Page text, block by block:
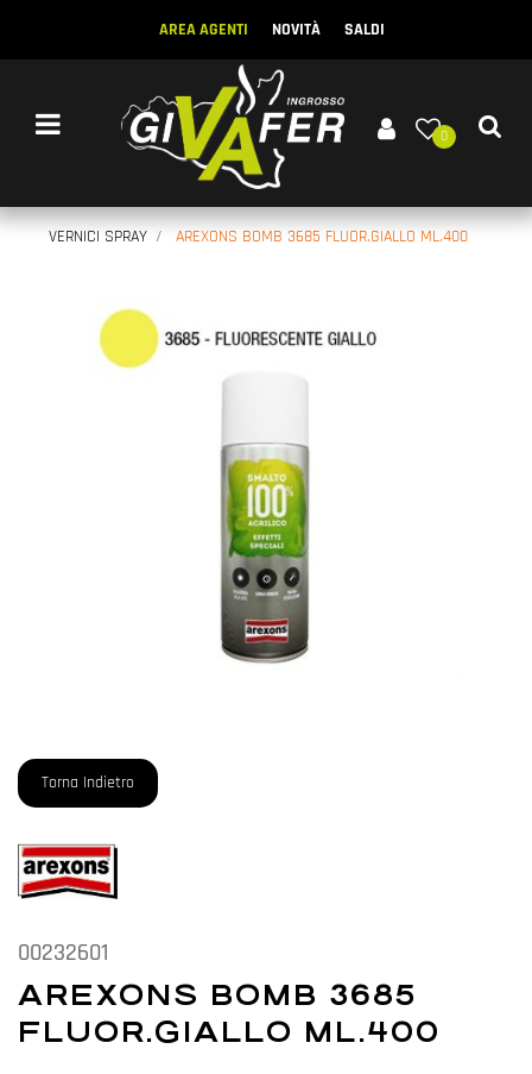
AREA AGENTI NOVITÀ SALDI
Open menu
0
VERNICI SPRAY AREXONS BOMB 3685 FLUOR.GIALLO ML.400
Torna Indietro
00232601
AREXONS BOMB 3685
FLUOR.GIALLO ML.400